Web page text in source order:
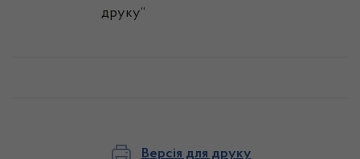
друку“
Версія для друку